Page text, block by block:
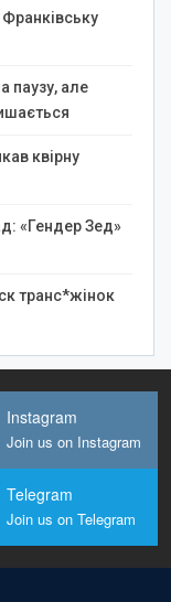
паузу, але
квірну
«Гендер Зед»
транс*жінок
Instagram
Join us on Instagram
Telegram
Join us on Telegram